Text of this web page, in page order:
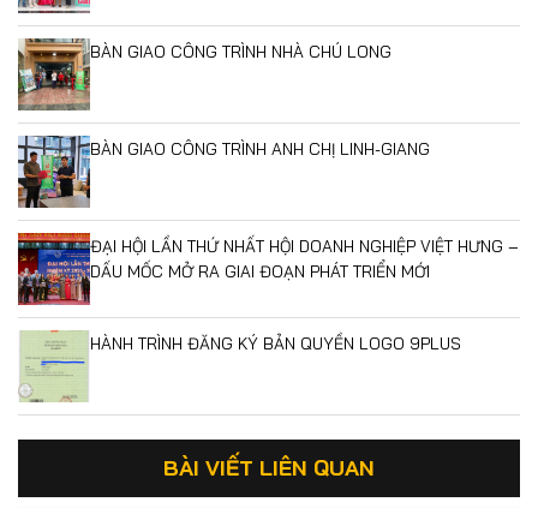
BÀN GIAO CÔNG TRÌNH NHÀ CHÚ LONG
BÀN GIAO CÔNG TRÌNH ANH CHỊ LINH-GIANG
ĐẠI HỘI LẦN THỨ NHẤT HỘI DOANH NGHIỆP VIỆT HƯNG –
DẤU MỐC MỞ RA GIAI ĐOẠN PHÁT TRIỂN MỚI
HÀNH TRÌNH ĐĂNG KÝ BẢN QUYỀN LOGO 9PLUS
BÀI VIẾT LIÊN QUAN